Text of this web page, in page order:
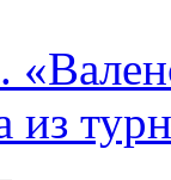
из